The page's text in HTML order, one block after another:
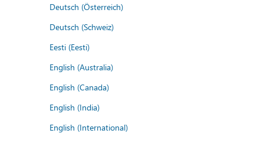
Deutsch (Österreich)
Deutsch (Schweiz)
Eesti (Eesti)
English (Australia)
English (Canada)
English (India)
English (International)